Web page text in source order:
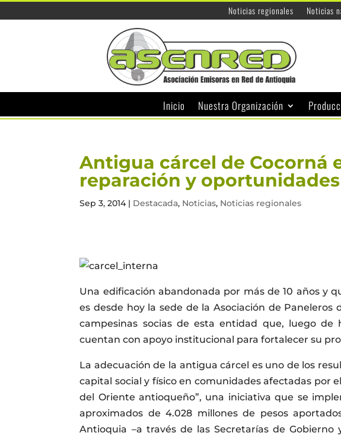
Noticias regionales Noticias
Inicio Nuestra Organización
Antigua cárcel de Cocorná
reparación y oportunidades
Sep 3, 2014| Destacada, Noticias, Noticias regionales
Una edificación abandonada por más de 10 años y
es desde hoy la sede de la Asociación de
campesinas socias de esta entidad que, luego de
cuentan con apoyo institucional para fortalecer su
La adecuación de la antigua cárcel es uno de los
capital social y físico en comunidades afectadas por
del Oriente antioqueño”, una iniciativa que se
aproximados de 4.028 millones de pesos
Antioquia –a través de las Secretarías de